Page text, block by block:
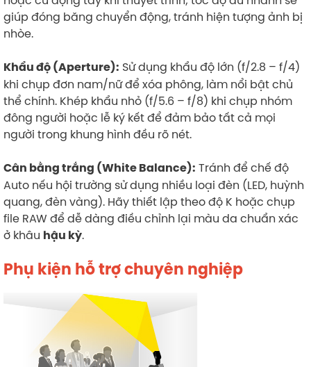
giúp đóng băng chuyển động, tránh hiện tượng ảnh bị
nhòe.
Khẩu độ (Aperture): Sử dụng khẩu độ lớn (f/2.8 – f/4)
khi chụp đơn nam/nữ để xóa phông, làm nổi bật chủ
thể chính. Khép khẩu nhỏ (f/5.6 – f/8) khi chụp nhóm
đông người hoặc lễ ký kết để đảm bảo tất cả mọi
người trong khung hình đều rõ nét.
Cân bằng trắng (White Balance): Tránh để chế độ
Auto nếu hội trường sử dụng nhiều loại đèn (LED, huỳnh
quang, đèn vàng). Hãy thiết lập theo độ K hoặc chụp
file RAW để dễ dàng điều chỉnh lại màu da chuẩn xác
ở khâu hậu kỳ.
Phụ kiện hỗ trợ chuyên nghiệp